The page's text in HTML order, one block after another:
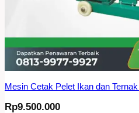
Mesin Cetak Pelet Ikan dan
Rp9.500.000